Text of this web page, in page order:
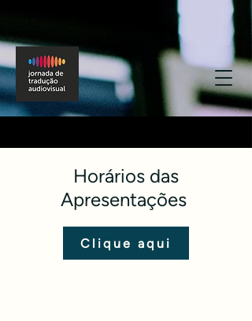
Horários das
Apresentações
Clique aqui